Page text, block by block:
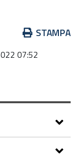
STAMPA
07:52